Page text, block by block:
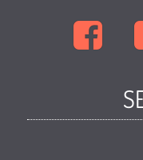
mode
ljepote
ZORAN